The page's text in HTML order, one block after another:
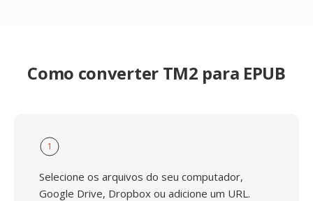
Como converter TM2 para EPUB
1
Selecione os arquivos do seu computador,
Google Drive, Dropbox ou adicione um URL.